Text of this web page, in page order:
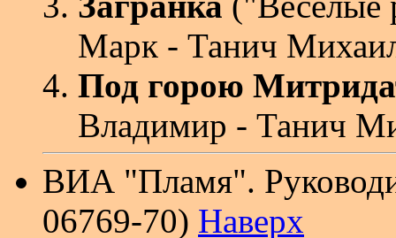
Марк - Танич
Под горою
Владимир - Танич
ВИА "Пламя".
06769-70) Наверх